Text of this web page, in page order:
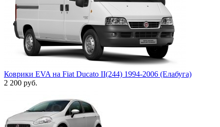
Коврики EVA на Fiat Ducato II(244) 1994-2006 (Елабуга)
2 200 руб.